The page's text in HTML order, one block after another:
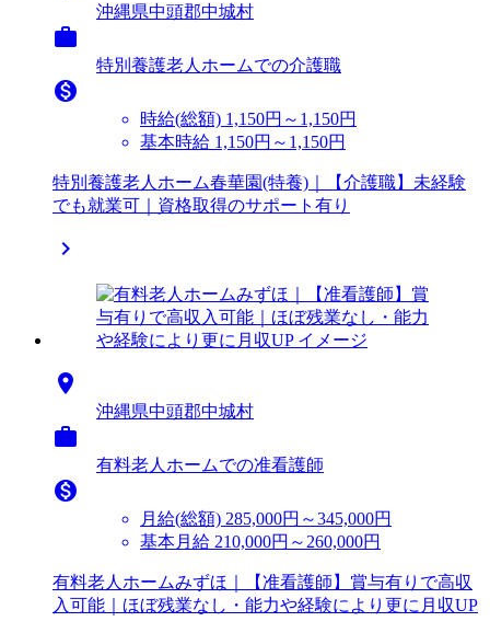
沖縄県中頭郡中城村

特別養護老人ホームでの介護職

時給(総額) 1,150円～1,150円
基本時給 1,150円～1,150円
特別養護老人ホーム春華園(特養)｜【介護職】未経験
でも就業可｜資格取得のサポート有り


沖縄県中頭郡中城村

有料老人ホームでの准看護師

月給(総額) 285,000円～345,000円
基本月給 210,000円～260,000円
有料老人ホームみずほ｜【准看護師】賞与有りで高収
入可能｜ほぼ残業なし・能力や経験により更に月収UP